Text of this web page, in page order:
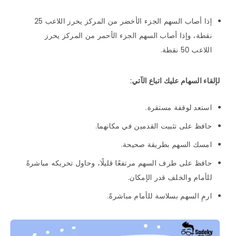
إذا أصاب السهم الجزء الأخضر من المركز يحرز اللاعب 25
نقطة، وإذا أصاب السهم الجزء الأحمر من المركز يحرز
اللاعب 50 نقطة.
لإلقاء السهام عليك اتباع الآتي:
استعد لوقفة مستقرة.
حافظ على تثبيت القدمين في مكانهما.
امسك السهم بطريقة صحيحة.
حافظ على طرف السهم مرتفعًا قليلًا، وحاول تحريكه مباشرةً
للأمام والخلف قدر الإمكان.
ارمِ السهم بسلاسة للأمام مباشرةً.